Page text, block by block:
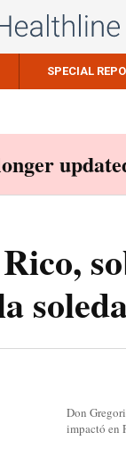
SPECIAL
Don
impactó en